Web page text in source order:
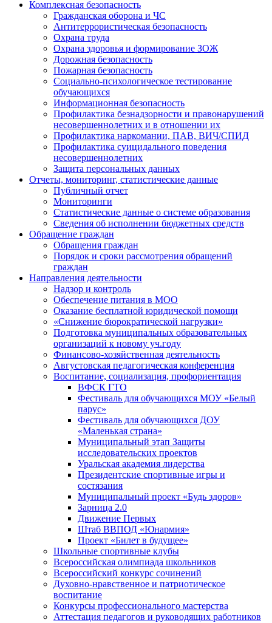
Комплексная безопасность
Гражданская оборона и ЧС
Антитеррористическая безопасность
Охрана труда
Охрана здоровья и формирование ЗОЖ
Дорожная безопасность
Пожарная безопасность
Социально-психологическое тестирование
обучающихся
Информационная безопасность
Профилактика безнадзорности и правонарушений
несовершеннолетних и в отношении их
Профилактика наркомании, ПАВ, ВИЧ/СПИД
Профилактика суицидального поведения
несовершеннолетних
Защита персональных данных
Отчеты, мониторинг, статистические данные
Публичный отчет
Мониторинги
Статистические данные о системе образования
Сведения об исполнении бюджетных средств
Обращение граждан
Обращения граждан
Порядок и сроки рассмотрения обращений
граждан
Направления деятельности
Надзор и контроль
Обеспечение питания в МОО
Оказание бесплатной юридической помощи
«Снижение бюрократической нагрузки»
Подготовка муниципальных образовательных
организаций к новому уч.году
Финансово-хозяйственная деятельность
Августовская педагогическая конференция
Воспитание, социализация, профориентация
ВФСК ГТО
Фестиваль для обучающихся МОУ «Белый
парус»
Фестиваль для обучающихся ДОУ
«Маленькая страна»
Муниципальный этап Защиты
исследовательских проектов
Уральская академия лидерства
Президентские спортивные игры и
состязания
Муниципальный проект «Будь здоров»
Зарница 2.0
Движение Первых
Штаб ВВПОД «Юнармия»
Проект «Билет в будущее»
Школьные спортивные клубы
Всероссийская олимпиада школьников
Всероссийский конкурс сочинений
Духовно-нравственное и патриотическое
воспитание
Конкурсы профессионального мастерства
Аттестация педагогов и руководящих работников